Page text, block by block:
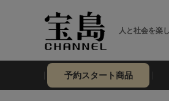
人と社会を楽
予約スタート商品